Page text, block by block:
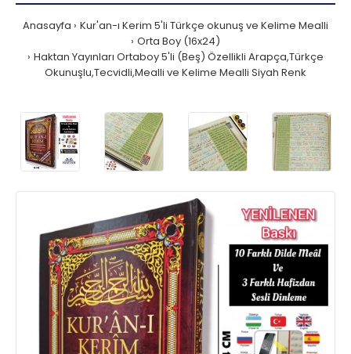
Anasayfa
Kur'an-ı Kerim 5'li Türkçe okunuş ve Kelime Mealli
Orta Boy (16x24)
Haktan Yayınları Ortaboy 5'li (Beş) Özellikli Arapça,Türkçe
Okunuşlu,Tecvidli,Mealli ve Kelime Mealli Siyah Renk